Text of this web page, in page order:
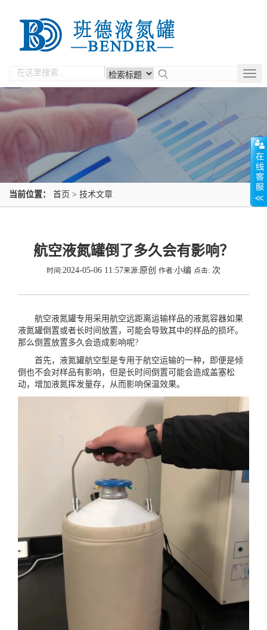
当前位置： 首页 > 技术文章
航空液氮罐倒了多久会有影响？
时间:2024-05-06 11:57来源:原创 作者:小编 点击: 次
航空液氮罐专用采用航空远距离运输样品的液氮容器如果
液氮罐倒置或者长时间放置，可能会导致其中的样品的损坏。
那么倒置放置多久会造成影响呢?
首先，液氮罐航空型是专用于航空运输的一种，即便是倾
倒也不会对样品有影响，但是长时间倒置可能会造成盖塞松
动，增加液氮挥发量存，从而影响保温效果。